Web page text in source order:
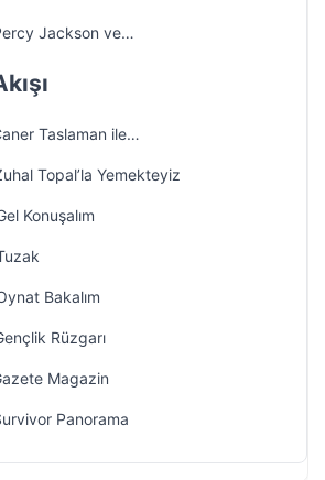
Jackson ve…
Taslaman ile…
Topal’la Yemekteyiz
Konuşalım
Bakalım
Rüzgarı
Magazin
Panorama